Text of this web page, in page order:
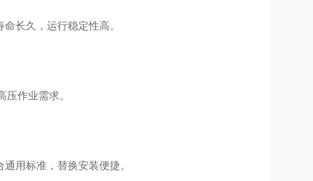
长久，运行稳定性高。
作业需求。
用标准，替换安装便捷。